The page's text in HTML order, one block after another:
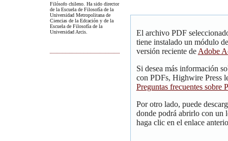
Filósofo chileno. Ha sido director
de la Escuela de Filosofía de la
Universidad Metropolitana de
Ciencias de la Edcación y de la
Escuela de Filosofía de la
Universidad Arcis.
El archivo PDF
tiene instalado un módulo
versión reciente de Adobe
Si desea más información
con PDFs, Highwire Press
Preguntas frecuentes sobre
Por otro lado, puede
donde podrá abrirlo con un
haga clic en el enlace